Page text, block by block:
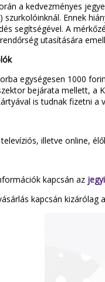
a kedvezményes
szurkolóinknál. Ennek
segítségével. A
utasítására
egységesen 1000
bejárata mellett, a
is tudnak fizetni a
illetve online,
kapcsán az
kapcsán